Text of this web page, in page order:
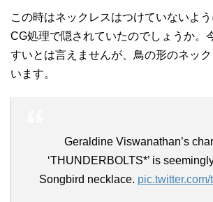
この時はネックレスはつけていないよう
CG処理で隠されていたのでしょうか。
すいとは言えませんが、鳥の形のネッ
います。
Geraldine Viswanathan’s
‘THUNDERBOLTS*’ is
Songbird necklace.